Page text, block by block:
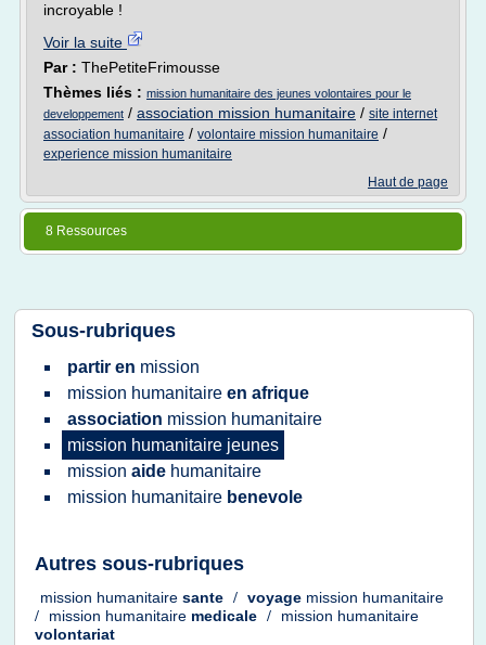
incroyable !
Voir la suite
Par : ThePetiteFrimousse
Thèmes liés : mission humanitaire des jeunes volontaires pour le
developpement / association mission humanitaire / site internet
association humanitaire / volontaire mission humanitaire /
experience mission humanitaire
Haut de page
8 Ressources
Sous-rubriques
partir en mission
mission humanitaire en afrique
association mission humanitaire
mission humanitaire jeunes
mission aide humanitaire
mission humanitaire benevole
Autres sous-rubriques
mission humanitaire sante / voyage mission humanitaire
/
mission humanitaire medicale /
mission humanitaire
volontariat